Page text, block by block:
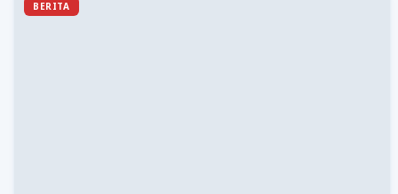
BERITA